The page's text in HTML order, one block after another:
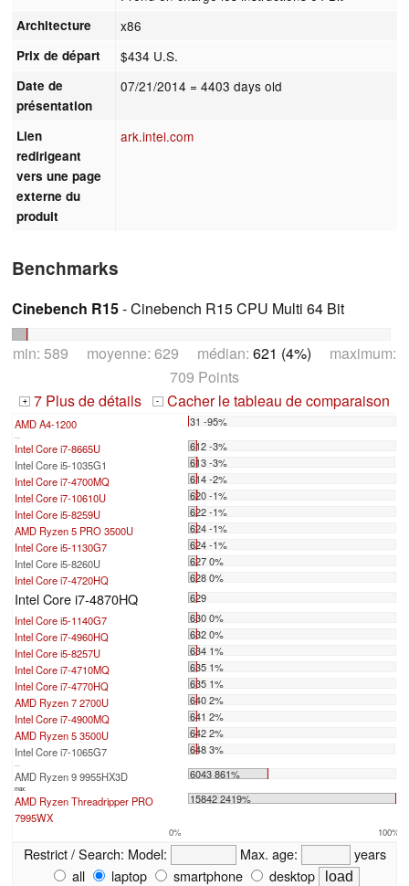
Architecture x86
Prix de départ $434 U.S.
Date de
présentation
07/21/2014 = 4403 days old
Lien
redirigeant
vers une page
externe du
produit
ark.intel.com
Benchmarks
Cinebench R15- Cinebench R15 CPU Multi 64 Bit
min: 589 moyenne: 629 médian: 621 (4%) maximum:
709 Points
+ 7 Plus de détails - Cacher le tableau de comparaison
AMD A4-1200 31 -95%
Intel Core i7-8665U
612 -3%
Intel Core i5-1035G1
613 -3%
Intel Core i7-4700MQ
614 -2%
Intel Core i7-10610U
620 -1%
Intel Core i5-8259U
622 -1%
AMD Ryzen 5 PRO 3500U
624 -1%
Intel Core i5-1130G7
624 -1%
Intel Core i5-8260U
627 0%
Intel Core i7-4720HQ
628 0%
Intel Core i7-4870HQ
629
Intel Core i5-1140G7
630 0%
Intel Core i7-4960HQ
632 0%
Intel Core i5-8257U
634 1%
Intel Core i7-4710MQ
635 1%
Intel Core i7-4770HQ
635 1%
AMD Ryzen 7 2700U
640 2%
Intel Core i7-4900MQ
641 2%
AMD Ryzen 5 3500U
642 2%
Intel Core i7-1065G7
648 3%
AMD Ryzen 9 9955HX3D 6043 861%
max:
AMD Ryzen Threadripper PRO
7995WX
15842 2419%
0% 100%
Restrict / Search: Model: Max. age:
years
all
laptop smartphone desktop